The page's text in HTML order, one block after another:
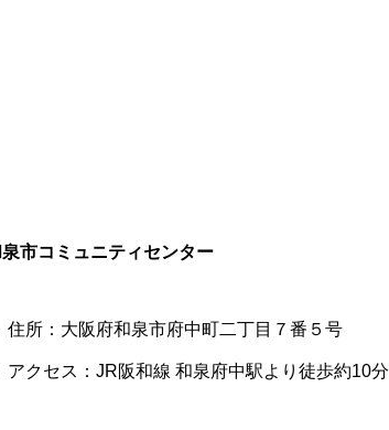
市コミュニティセンター
住所：大阪府和泉市府中町二丁目７番５号
アクセス：JR阪和線 和泉府中駅より徒歩約10分